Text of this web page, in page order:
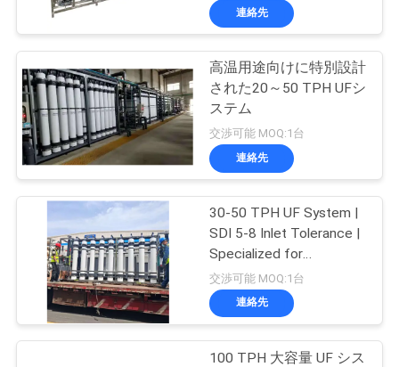
に
連
絡
し
な
ュ
超濾過膜
14
Ultrapure水機械
連絡先
高温用途向けに特別設計
された20～50 TPH UFシ
ステム
交渉可能 MOQ:1台
連絡先
30-50 TPH UF System |
SDI 5-8 Inlet Tolerance |
Specialized for
Challenging Water
Sources
交渉可能 MOQ:1台
連絡先
100 TPH 大容量 UF シス